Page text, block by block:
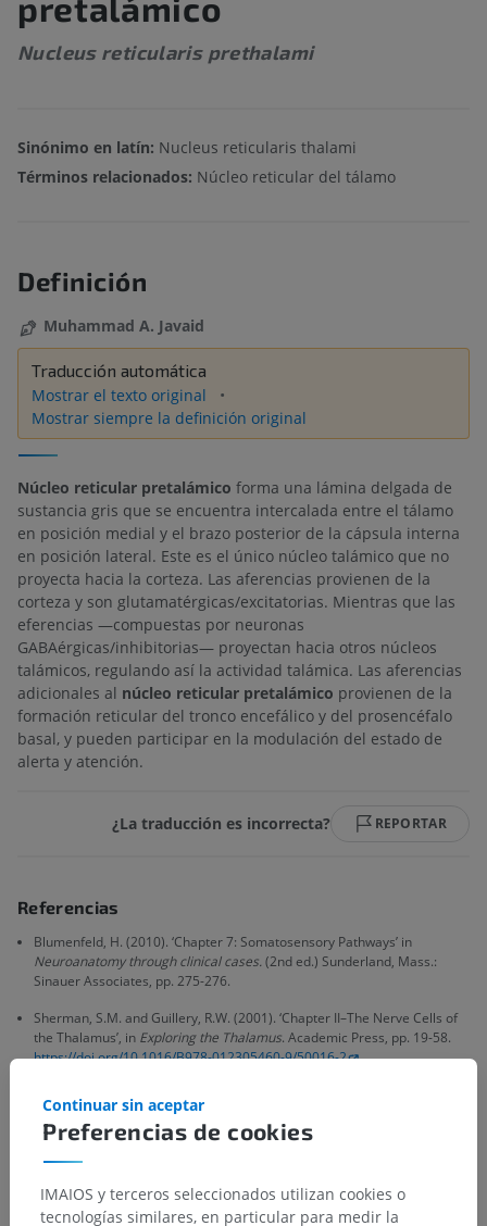
Nucleus reticularis prethalami
Sinónimo en latín: Nucleus reticularis thalami
Términos relacionados: Núcleo reticular del tálamo
Definición
Muhammad A. Javaid
Traducción automática
Mostrar el texto original
Mostrar siempre la definición original
Núcleo reticular pretalámico forma una lámina delgada de
sustancia gris que se encuentra intercalada entre el tálamo
en posición medial y el brazo posterior de la cápsula interna
en posición lateral. Este es el único núcleo talámico que no
proyecta hacia la corteza. Las aferencias provienen de la
corteza y son glutamatérgicas/excitatorias. Mientras que las
eferencias —compuestas por neuronas
GABAérgicas/inhibitorias— proyectan hacia otros núcleos
talámicos, regulando así la actividad talámica. Las aferencias
adicionales al núcleo reticular pretalámico provienen de la
formación reticular del tronco encefálico y del prosencéfalo
basal, y pueden participar en la modulación del estado de
alerta y atención.
¿La traducción es incorrecta? REPORTAR
Referencias
Blumenfeld, H. (2010). ‘Chapter 7: Somatosensory Pathways’ in
Neuroanatomy through clinical cases.(2nd ed.) Sunderland, Mass.:
Sinauer Associates, pp. 275-276.
Sherman, S.M. and Guillery, R.W. (2001). ‘Chapter II–The Nerve Cells of
the Thalamus’, in Exploring the Thalamus. Academic Press, pp. 19-58.
https://doi.org/10.1016/B978-012305460-9/50016-2
Galería
Preferencias de cookies
Continuar sin aceptar
IMAIOS y terceros seleccionados utilizan cookies o
tecnologías similares, en particular para medir la